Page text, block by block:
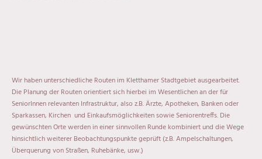
Wir haben unterschiedliche Routen im Kletthamer Stadtgebiet ausgearbeitet.
Die Planung der Routen orientiert sich hierbei im Wesentlichen an der für
SeniorInnen relevanten Infrastruktur, also z.B. Ärzte, Apotheken, Banken oder
Sparkassen, Kirchen und Einkaufsmöglichkeiten sowie Seniorentreffs. Die
gewünschten Orte werden in einer sinnvollen Runde kombiniert und die Wege
hinsichtlich weiterer Beobachtungspunkte geprüft (z.B. Ampelschaltungen,
Überquerung von Straßen, Ruhebänke, usw.)